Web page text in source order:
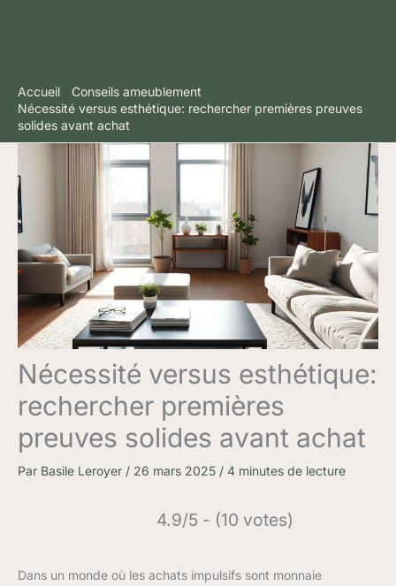
Accueil
Conseils ameublement
Nécessité versus esthétique: rechercher premières preuves
solides avant achat
Nécessité versus esthétique:
rechercher premières
preuves solides avant achat
Par Basile Leroyer / 26 mars 2025 / 4 minutes de lecture
4.9/5 - (10 votes)
Dans un monde où les achats impulsifs sont monnaie